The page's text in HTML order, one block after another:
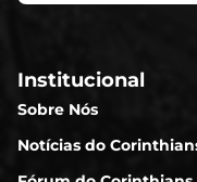
Institucional
Sobre Nós
Notícias do